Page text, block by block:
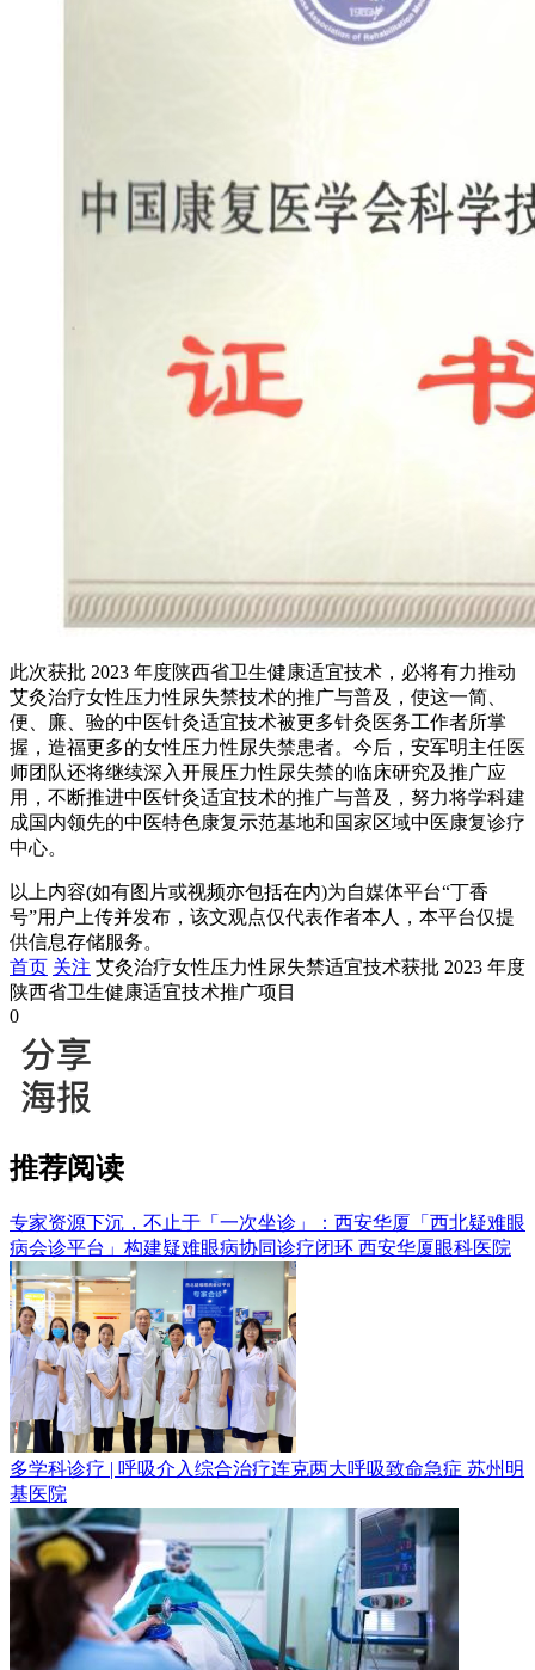
此次获批 2023 年度陕西省卫生健康适宜技术，必将有力推动
艾灸治疗女性压力性尿失禁技术的推广与普及，使这一简、
便、廉、验的中医针灸适宜技术被更多针灸医务工作者所掌
握，造福更多的女性压力性尿失禁患者。今后，安军明主任医
师团队还将继续深入开展压力性尿失禁的临床研究及推广应
用，不断推进中医针灸适宜技术的推广与普及，努力将学科建
成国内领先的中医特色康复示范基地和国家区域中医康复诊疗
中心。
以上内容(如有图片或视频亦包括在内)为自媒体平台“丁香
号”用户上传并发布，该文观点仅代表作者本人，本平台仅提
供信息存储服务。
首页 关注 艾灸治疗女性压力性尿失禁适宜技术获批 2023 年度
陕西省卫生健康适宜技术推广项目
0
推荐阅读
专家资源下沉，不止于「一次坐诊」：西安华厦「西北疑难眼
病会诊平台」构建疑难眼病协同诊疗闭环 西安华厦眼科医院
多学科诊疗 | 呼吸介入综合治疗连克两大呼吸致命急症 苏州明
基医院